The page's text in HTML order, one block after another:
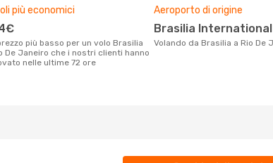
più economici
De Janeiro che i nostri clienti hanno
nelle ultime 72 ore
Aeroporto di origine
Brasilia
Volando da Brasilia a Rio De